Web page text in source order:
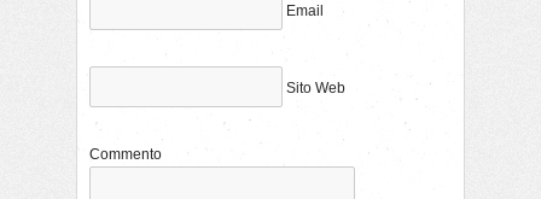
Email
Sito Web
Commento